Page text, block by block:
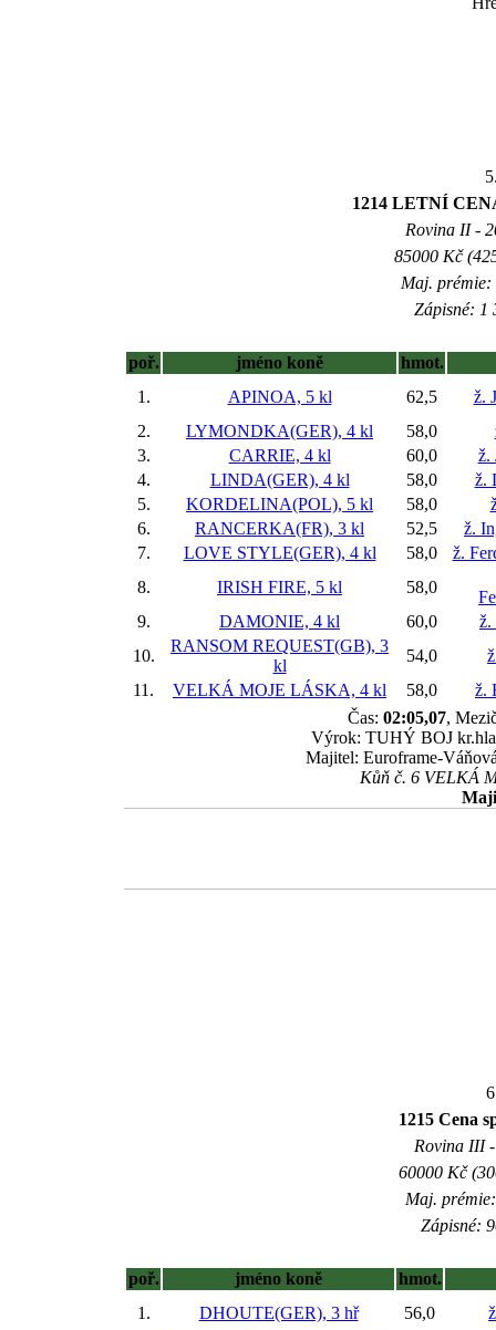
1214 LETNÍ
Rovina II -
85000 Kč
Maj. prémie:
Zápisné: 1
poř. jméno koně
hmot.
1.
APINOA, 5 kl 62,5
ž.
2.
LYMONDKA(GER), 4 kl 58,0
3.
CARRIE, 4 kl 60,0
ž.
4.
LINDA(GER), 4 kl 58,0
ž.
5.
KORDELINA(POL), 5 kl 58,0
6.
RANCERKA(FR), 3 kl 52,5
ž.
7.
LOVE STYLE(GER), 4 kl 58,0
ž.
8.
IRISH FIRE, 5 kl 58,0
9.
DAMONIE, 4 kl 60,0
ž.
10.
RANSOM REQUEST(GB), 3
kl
54,0
11.
VELKÁ MOJE LÁSKA, 4 kl 58,0
ž.
Čas: 02:05,07,
Výrok: TUHÝ BOJ
Majitel: Euroframe-
Kůň č. 6 VELKÁ
1215 Cena
Rovina III
60000 Kč
Maj.
Zápisné:
poř. jméno koně
hmot.
1.
DHOUTE(GER), 3 hř 56,0